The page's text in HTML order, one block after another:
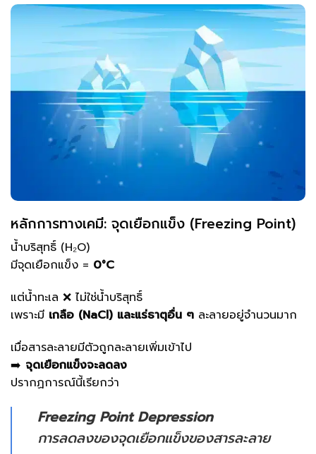
หลักการทางเคมี: จุดเยือกแข็ง (Freezing Point)
น้ำบริสุทธิ์ (H₂O)
มีจุดเยือกแข็ง = 0°C
แต่น้ำทะเล ❌ ไม่ใช่น้ำบริสุทธิ์
เพราะมี เกลือ (NaCl) และแร่ธาตุอื่น ๆ ละลายอยู่จำนวนมาก
เมื่อสารละลายมีตัวถูกละลายเพิ่มเข้าไป
➡️ จุดเยือกแข็งจะลดลง
ปรากฏการณ์นี้เรียกว่า
Freezing Point Depression
การลดลงของจุดเยือกแข็งของสารละลาย